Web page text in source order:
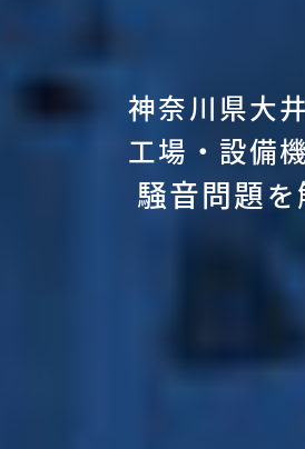
神奈川県大
工場・設備
騒音問題を